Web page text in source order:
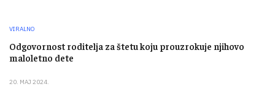
VIRALNO
Odgovornost roditelja za štetu koju prouzrokuje njihovo
maloletno dete
20. MAJ 2024.